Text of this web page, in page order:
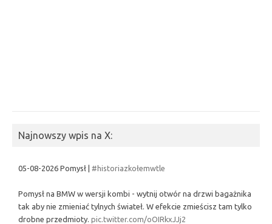
Najnowszy wpis na X:
05-08-2026 Pomysł | #historiazkołemwtle
Pomysł na BMW w wersji kombi - wytnij otwór na drzwi bagażnika
tak aby nie zmieniać tylnych świateł. W efekcie zmieścisz tam tylko
drobne przedmioty. pic.twitter.com/oOIRkxJJj2